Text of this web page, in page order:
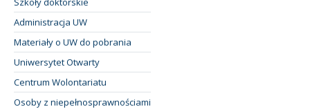
Administracja UW
Materiały o UW do pobrania
Uniwersytet Otwarty
Centrum Wolontariatu
Osoby z niepełnosprawnościami